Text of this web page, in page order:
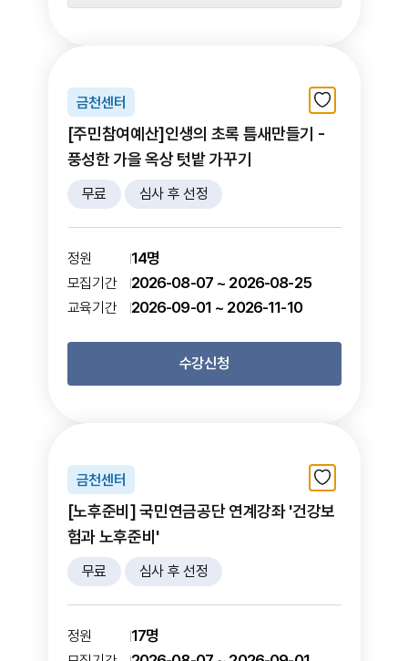
금천센터
[주민참여예산]인생의 초록 틈새만들기 -
풍성한 가을 옥상 텃밭 가꾸기
무료 심사 후 선정
정원 14명
모집기간 2026-08-07 ~ 2026-08-25
교육기간 2026-09-01 ~ 2026-11-10
수강신청
금천센터
[노후준비] 국민연금공단 연계강좌 '건강보
험과 노후준비'
무료 심사 후 선정
정원 17명